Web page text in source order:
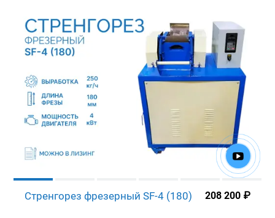
Стренгорез фрезерный SF-4 (180) 208 200 ₽